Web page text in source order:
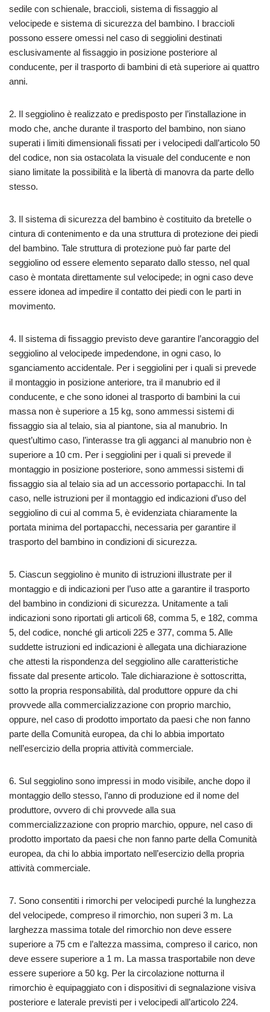
sedile con schienale, braccioli, sistema di fissaggio al
velocipede e sistema di sicurezza del bambino. I braccioli
possono essere omessi nel caso di seggiolini destinati
esclusivamente al fissaggio in posizione posteriore al
conducente, per il trasporto di bambini di età superiore ai quattro
anni.
2. Il seggiolino è realizzato e predisposto per l’installazione in
modo che, anche durante il trasporto del bambino, non siano
superati i limiti dimensionali fissati per i velocipedi dall’articolo 50
del codice, non sia ostacolata la visuale del conducente e non
siano limitate la possibilità e la libertà di manovra da parte dello
stesso.
3. Il sistema di sicurezza del bambino è costituito da bretelle o
cintura di contenimento e da una struttura di protezione dei piedi
del bambino. Tale struttura di protezione può far parte del
seggiolino od essere elemento separato dallo stesso, nel qual
caso è montata direttamente sul velocipede; in ogni caso deve
essere idonea ad impedire il contatto dei piedi con le parti in
movimento.
4. Il sistema di fissaggio previsto deve garantire l’ancoraggio del
seggiolino al velocipede impedendone, in ogni caso, lo
sganciamento accidentale. Per i seggiolini per i quali si prevede
il montaggio in posizione anteriore, tra il manubrio ed il
conducente, e che sono idonei al trasporto di bambini la cui
massa non è superiore a 15 kg, sono ammessi sistemi di
fissaggio sia al telaio, sia al piantone, sia al manubrio. In
quest’ultimo caso, l’interasse tra gli agganci al manubrio non è
superiore a 10 cm. Per i seggiolini per i quali si prevede il
montaggio in posizione posteriore, sono ammessi sistemi di
fissaggio sia al telaio sia ad un accessorio portapacchi. In tal
caso, nelle istruzioni per il montaggio ed indicazioni d’uso del
seggiolino di cui al comma 5, è evidenziata chiaramente la
portata minima del portapacchi, necessaria per garantire il
trasporto del bambino in condizioni di sicurezza.
5. Ciascun seggiolino è munito di istruzioni illustrate per il
montaggio e di indicazioni per l’uso atte a garantire il trasporto
del bambino in condizioni di sicurezza. Unitamente a tali
indicazioni sono riportati gli articoli 68, comma 5, e 182, comma
5, del codice, nonché gli articoli 225 e 377, comma 5. Alle
suddette istruzioni ed indicazioni è allegata una dichiarazione
che attesti la rispondenza del seggiolino alle caratteristiche
fissate dal presente articolo. Tale dichiarazione è sottoscritta,
sotto la propria responsabilità, dal produttore oppure da chi
provvede alla commercializzazione con proprio marchio,
oppure, nel caso di prodotto importato da paesi che non fanno
parte della Comunità europea, da chi lo abbia importato
nell’esercizio della propria attività commerciale.
6. Sul seggiolino sono impressi in modo visibile, anche dopo il
montaggio dello stesso, l’anno di produzione ed il nome del
produttore, ovvero di chi provvede alla sua
commercializzazione con proprio marchio, oppure, nel caso di
prodotto importato da paesi che non fanno parte della Comunità
europea, da chi lo abbia importato nell’esercizio della propria
attività commerciale.
7. Sono consentiti i rimorchi per velocipedi purché la lunghezza
del velocipede, compreso il rimorchio, non superi 3 m. La
larghezza massima totale del rimorchio non deve essere
superiore a 75 cm e l’altezza massima, compreso il carico, non
deve essere superiore a 1 m. La massa trasportabile non deve
essere superiore a 50 kg. Per la circolazione notturna il
rimorchio è equipaggiato con i dispositivi di segnalazione visiva
posteriore e laterale previsti per i velocipedi all’articolo 224.